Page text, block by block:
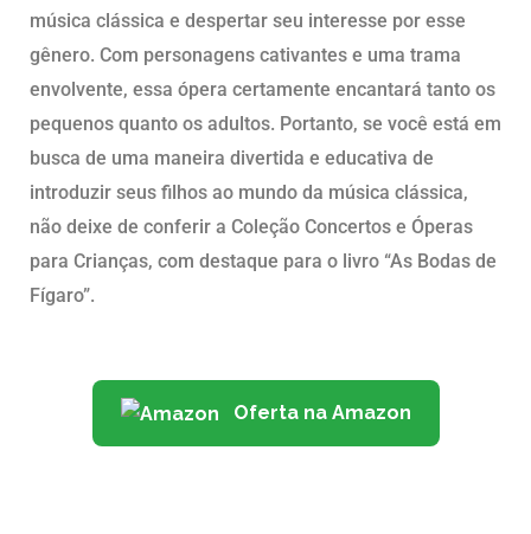
música clássica e despertar seu interesse por esse
gênero. Com personagens cativantes e uma trama
envolvente, essa ópera certamente encantará tanto os
pequenos quanto os adultos. Portanto, se você está em
busca de uma maneira divertida e educativa de
introduzir seus filhos ao mundo da música clássica,
não deixe de conferir a Coleção Concertos e Óperas
para Crianças, com destaque para o livro “As Bodas de
Fígaro”.
Oferta na Amazon